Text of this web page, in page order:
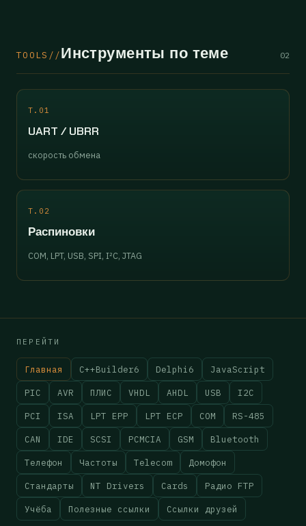
TOOLS//Инструменты по теме 02
T.01
UART / UBRR
скорость обмена
T.02
Распиновки
COM, LPT, USB, SPI, I²C, JTAG
ПЕРЕЙТИ
Главная C++Builder6 Delphi6 JavaScript
PIC AVR ПЛИС VHDL AHDL USB I2C
PCI ISA LPT EPP LPT ECP COM RS-485
CAN IDE SCSI PCMCIA GSM Bluetooth
Телефон Частоты Telecom Домофон
Стандарты NT Drivers Cards Радио FTP
Учёба Полезные ссылки Ссылки друзей